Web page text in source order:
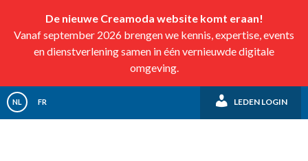
De nieuwe Creamoda website komt eraan!
Vanaf september 2026 brengen we kennis, expertise, events
en dienstverlening samen in één vernieuwde digitale
omgeving.
NL FR LEDEN LOGIN